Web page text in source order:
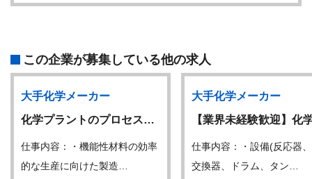
この企業が募集している他の求人
大手化学メーカー
化学プラントのプロセス…
仕事内容：・機能性材料の効率
的な生産に向けた製造…
大手化学メーカー
【業界未経験歓迎】化
仕事内容：・設備(反応器
交換器、ドラム、タン…